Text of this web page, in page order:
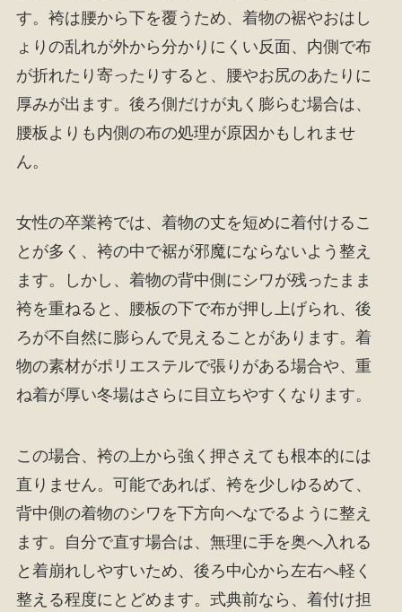
す。袴は腰から下を覆うため、着物の裾やおはし
ょりの乱れが外から分かりにくい反面、内側で布
が折れたり寄ったりすると、腰やお尻のあたりに
厚みが出ます。後ろ側だけが丸く膨らむ場合は、
腰板よりも内側の布の処理が原因かもしれませ
ん。
女性の卒業袴では、着物の丈を短めに着付けるこ
とが多く、袴の中で裾が邪魔にならないよう整え
ます。しかし、着物の背中側にシワが残ったまま
袴を重ねると、腰板の下で布が押し上げられ、後
ろが不自然に膨らんで見えることがあります。着
物の素材がポリエステルで張りがある場合や、重
ね着が厚い冬場はさらに目立ちやすくなります。
この場合、袴の上から強く押さえても根本的には
直りません。可能であれば、袴を少しゆるめて、
背中側の着物のシワを下方向へなでるように整え
ます。自分で直す場合は、無理に手を奥へ入れる
と着崩れしやすいため、後ろ中心から左右へ軽く
整える程度にとどめます。式典前なら、着付け担